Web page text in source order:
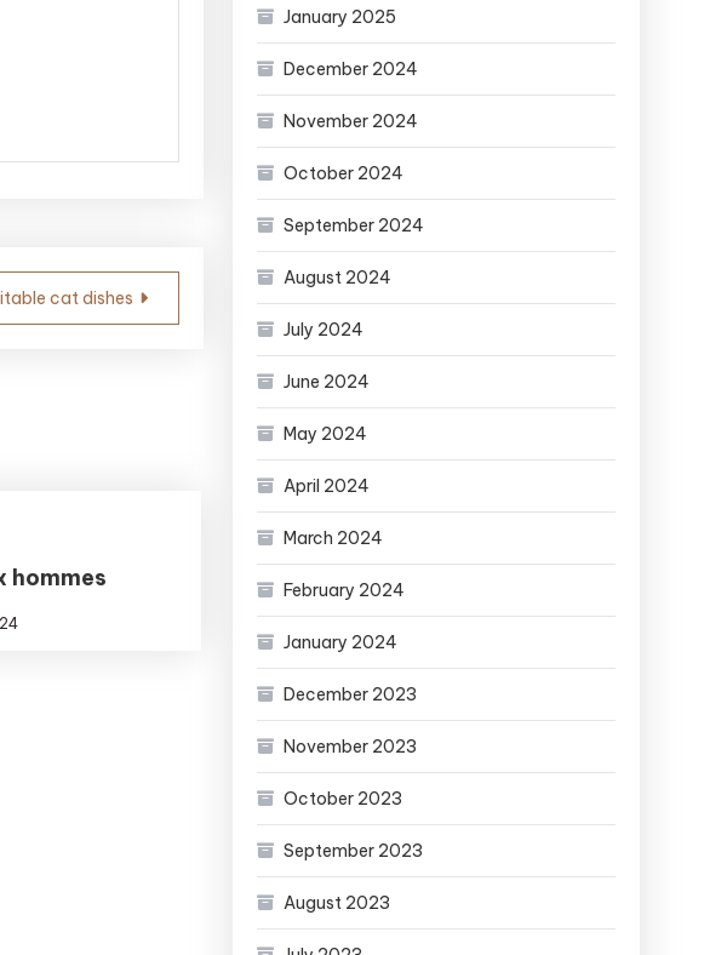
cat dishes
hommes
January 2025
December 2024
November 2024
October 2024
September 2024
August 2024
July 2024
June 2024
May 2024
April 2024
March 2024
February 2024
January 2024
December 2023
November 2023
October 2023
September 2023
August 2023